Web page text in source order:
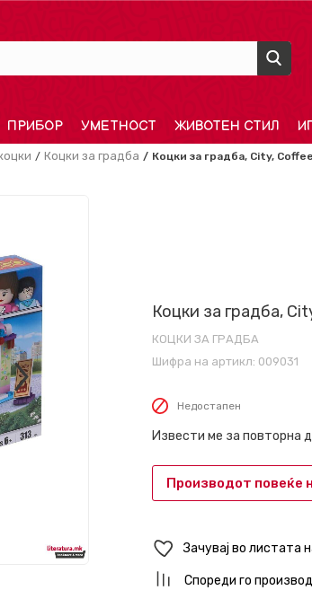
ПРИБОР УМЕТНОСТ ЖИВОТЕН СТИЛ
Коцки за градба Коцки за градба, City,
Коцки за градба,
КОЦКИ ЗА ГРАДБА
Шифра на артикл: 009031
Недостапен
Извести ме за повторна
Производот повеќе
Зачувај во листата
Спореди го